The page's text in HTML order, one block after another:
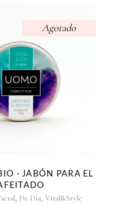
Agotado
· JABÓN PARA EL
, De Día, Vital&Style